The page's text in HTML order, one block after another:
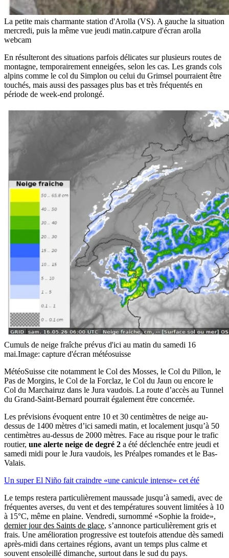
La petite mais charmante station d'Arolla (VS). A gauche la situation
mercredi, puis la même vue jeudi matin.catpure d'écran arolla
webcam
En résulteront des situations parfois délicates sur plusieurs routes de
montagne, temporairement enneigées, selon les cas. Les grands cols
alpins comme le col du Simplon ou celui du Grimsel pourraient être
touchés, mais aussi des passages plus bas et très fréquentés en
période de week-end prolongé.
Cumuls de neige fraîche prévus d'ici au matin du samedi 16
mai.Image: capture d'écran météosuisse
MétéoSuisse cite notamment le Col des Mosses, le Col du Pillon, le
Pas de Morgins, le Col de la Forclaz, le Col du Jaun ou encore le
Col du Marchairuz dans le Jura vaudois. La route d’accès au Tunnel
du Grand-Saint-Bernard pourrait également être concernée.
Les prévisions évoquent entre 10 et 30 centimètres de neige au-
dessus de 1400 mètres d’ici samedi matin, et localement jusqu’à 50
centimètres au-dessus de 2000 mètres. Face au risque pour le trafic
routier, une alerte neige de degré 2 a été déclenchée entre jeudi et
samedi midi pour le Jura vaudois, les Préalpes romandes et le Bas-
Valais.
Un super El Niño fait craindre «une canicule intense» cet été
Le temps restera particulièrement maussade jusqu’à samedi, avec de
fréquentes averses, du vent et des températures souvent limitées à 10
à 15°C, même en plaine. Vendredi, surnommé «Sophie la froide»,
dernier jour des Saints de glace, s’annonce particulièrement gris et
frais. Une amélioration progressive est toutefois attendue dès samedi
après-midi dans certaines régions, avant un temps plus calme et
souvent ensoleillé dimanche, surtout dans le sud du pays.